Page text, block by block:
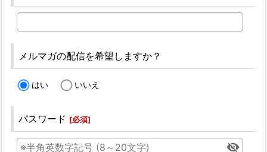
メルマガの配信を希望しますか？
はい いいえ
パスワード [必須]